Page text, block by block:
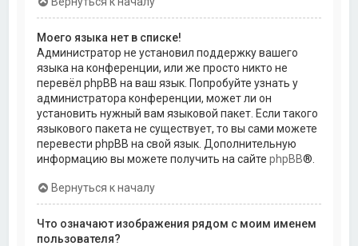
Моего языка нет в списке!
Администратор не установил поддержку вашего
языка на конференции, или же просто никто не
перевёл phpBB на ваш язык. Попробуйте узнать у
администратора конференции, может ли он
установить нужный вам языковой пакет. Если такого
языкового пакета не существует, то вы сами можете
перевести phpBB на свой язык. Дополнительную
информацию вы можете получить на сайтеphpBB®.
Вернуться к началу
Что означают изображения рядом с моим именем
пользователя?